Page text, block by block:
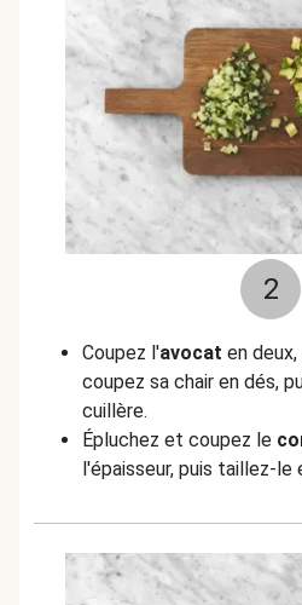
2
Coupez l'avocat en
coupez sa chair en dés,
cuillère.
Épluchez et coupez le
l'épaisseur, puis taillez-le